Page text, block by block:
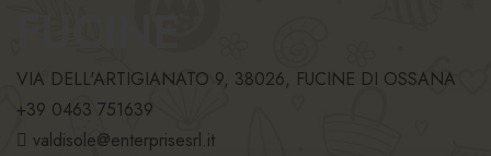
VIA DELL'ARTIGIANATO 9, 38026, FUCINE DI OSSANA
+39 0463 751639
valdisole@enterprisesrl.it